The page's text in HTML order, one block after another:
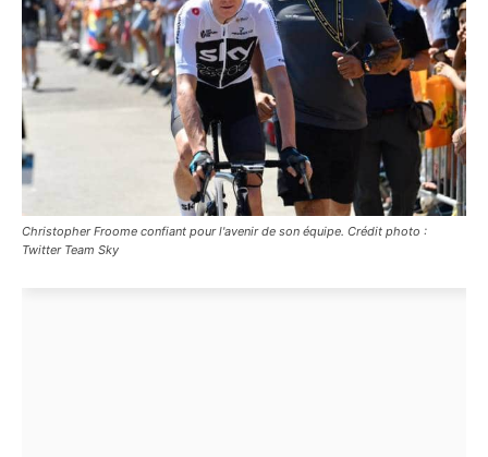
Christopher Froome confiant pour l'avenir de son équipe. Crédit photo :
Twitter Team Sky